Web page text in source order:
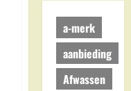
a-merk
aanbieding
Afwassen